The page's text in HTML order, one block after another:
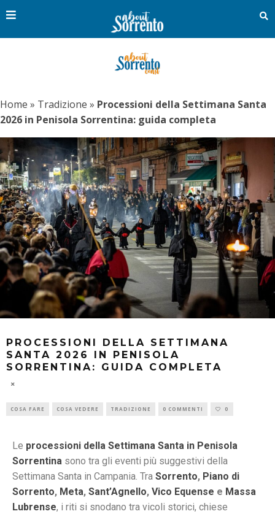
Home » Tradizione » Processioni della Settimana Santa
2026 in Penisola Sorrentina: guida completa
PROCESSIONI DELLA SETTIMANA
SANTA 2026 IN PENISOLA
SORRENTINA: GUIDA COMPLETA
COSA FARE COSA VEDERE TRADIZIONE 0 COMMENTI 0
Le processioni della Settimana Santa in Penisola
Sorrentina sono tra gli eventi più suggestivi della
Settimana Santa in Campania. Tra Sorrento, Piano di
Sorrento, Meta, Sant’Agnello, Vico Equense e Massa
Lubrense, i riti si snodano tra vicoli storici, chiese